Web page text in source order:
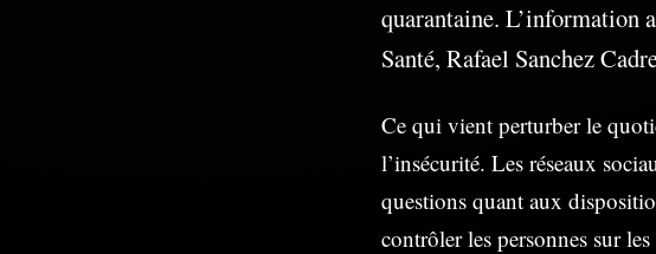
quarantaine. L’information
Santé, Rafael Sanchez
Ce qui vient perturber le
l’insécurité. Les réseaux
questions quant aux
contrôler les personnes sur